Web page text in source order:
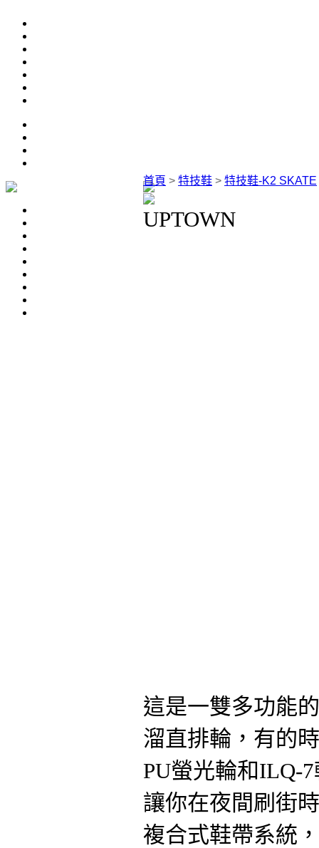
首頁 > 特技鞋 > 特技鞋-K2 SKATE
UPTOWN
這是一雙多功能
溜直排輪，有的
PU螢光輪和ILQ-
讓你在夜間刷街
複合式鞋帶系統